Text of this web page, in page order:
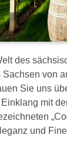
des
von
Sie uns
mit
und